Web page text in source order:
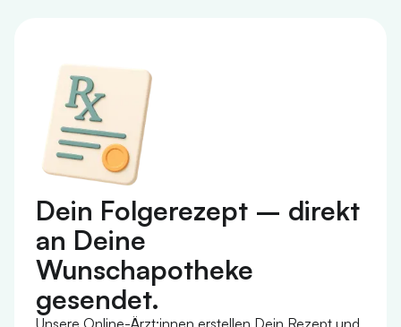
Dein Folgerezept – direkt
an Deine
Wunschapotheke
gesendet.
Unsere Online-Ärzt:innen erstellen Dein Rezept und